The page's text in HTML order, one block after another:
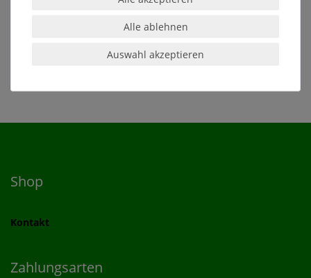
- Durchmesser: 20 mm x Höhe: 105 mm
Shop
Kontakt
Zahlungsarten
Alle ablehnen
Auswahl akzeptieren